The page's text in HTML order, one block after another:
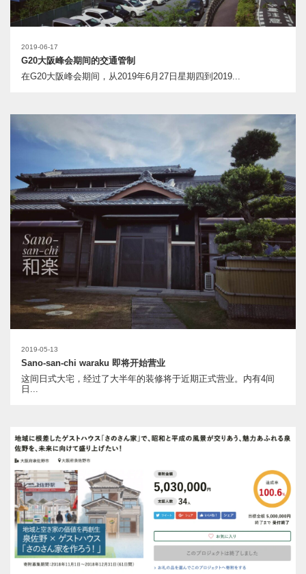
2019-06-17
G20大阪峰会期间的交通管制
在G20大阪峰会期间，从2019年6月27日星期四到2019...
2019-05-13
Sano-san-chi waraku 即将开始营业
这间日式大宅，经过了大半年的装修将于近期正式营业。内有4间
日...